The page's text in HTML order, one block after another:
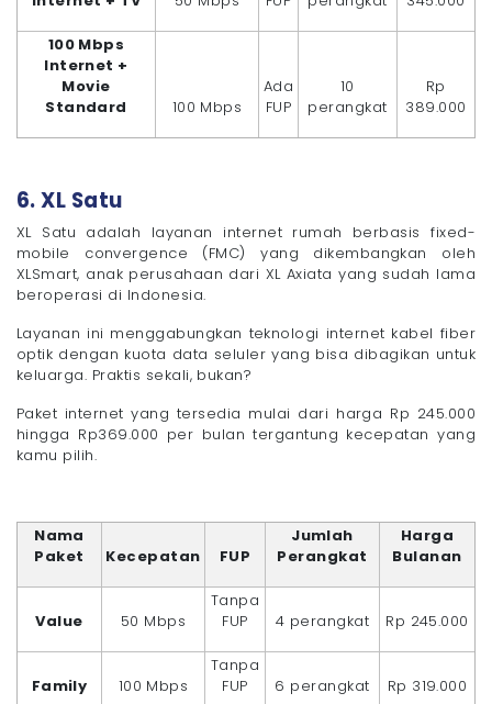
100 Mbps
Internet +
Movie
Standard
100 Mbps
Ada
FUP
10
perangkat
Rp
389.000
6. XL Satu
XL Satu adalah layanan internet rumah berbasis fixed-
mobile convergence (FMC) yang dikembangkan oleh
XLSmart, anak perusahaan dari XL Axiata yang sudah lama
beroperasi di Indonesia.
Layanan ini menggabungkan teknologi internet kabel fiber
optik dengan kuota data seluler yang bisa dibagikan untuk
keluarga. Praktis sekali, bukan?
Paket internet yang tersedia mulai dari harga Rp 245.000
hingga Rp369.000 per bulan tergantung kecepatan yang
kamu pilih.
Nama
Paket
Kecepatan FUP
Jumlah
Perangkat
Harga
Bulanan
Value 50 Mbps
Tanpa
FUP
4 perangkat Rp 245.000
Family 100 Mbps
Tanpa
FUP
6 perangkat Rp 319.000